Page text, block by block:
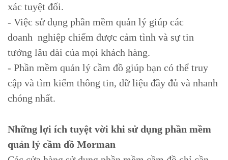
xác tuyệt đối.
- Việc sử dụng phần mềm quản lý giúp các
doanh nghiệp chiếm được cảm tình và sự tin
tưởng lâu dài của mọi khách hàng.
- Phần mềm quản lý cầm đồ giúp bạn có thể truy
cập và tìm kiếm thông tin, dữ liệu đầy đủ và nhanh
chóng nhất.
Những lợi ích tuyệt vời khi sử dụng phần mềm
quản lý cầm đồ Morman